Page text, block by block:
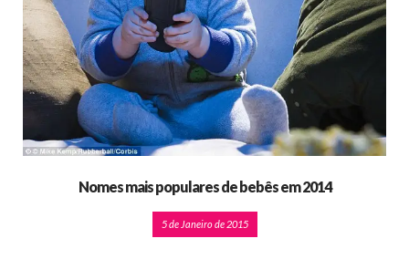
Nomes mais populares de bebês em 2014
5 de Janeiro de 2015